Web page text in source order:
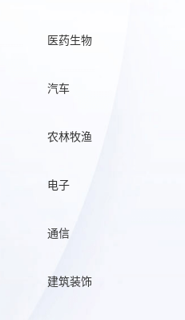
医药生物
汽车
农林牧渔
电子
通信
建筑装饰